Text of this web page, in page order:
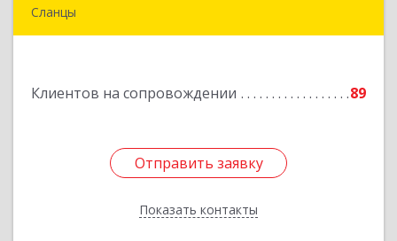
Сланцы
Клиентов на сопровождении 89
Отправить заявку
Показать контакты
Подробнее
Отправить заявку
Назад